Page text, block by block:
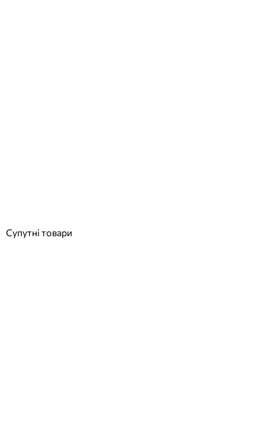
Супутні товари